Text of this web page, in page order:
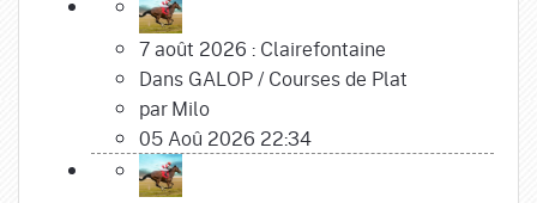
7 août 2026 : Clairefontaine
Dans GALOP/ Courses de Plat
parMilo
05 Aoû 2026 22:34